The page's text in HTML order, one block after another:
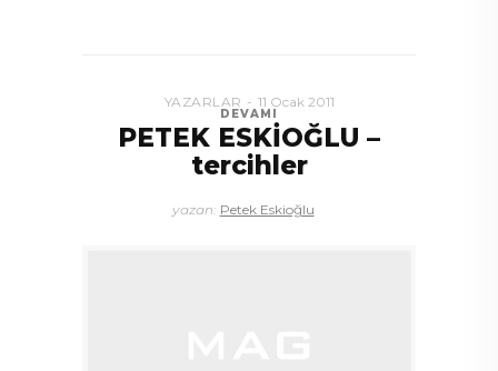
DEVAMI
YAZARLAR 11 Ocak 2011
PETEK ESKİOĞLU –
tercihler
yazan: Petek Eskioğlu